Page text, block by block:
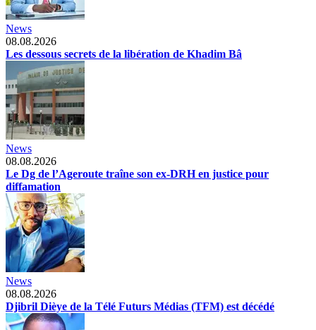
News
08.08.2026
Les dessous secrets de la libération de Khadim Bâ
News
08.08.2026
Le Dg de l’Ageroute traîne son ex-DRH en justice pour
diffamation
News
08.08.2026
Djibril Dièye de la Télé Futurs Médias (TFM) est décédé